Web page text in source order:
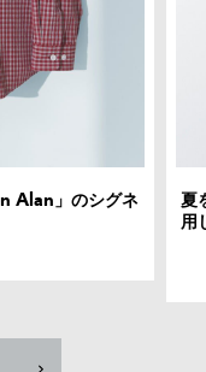
Alan」のシグネ
夏
用